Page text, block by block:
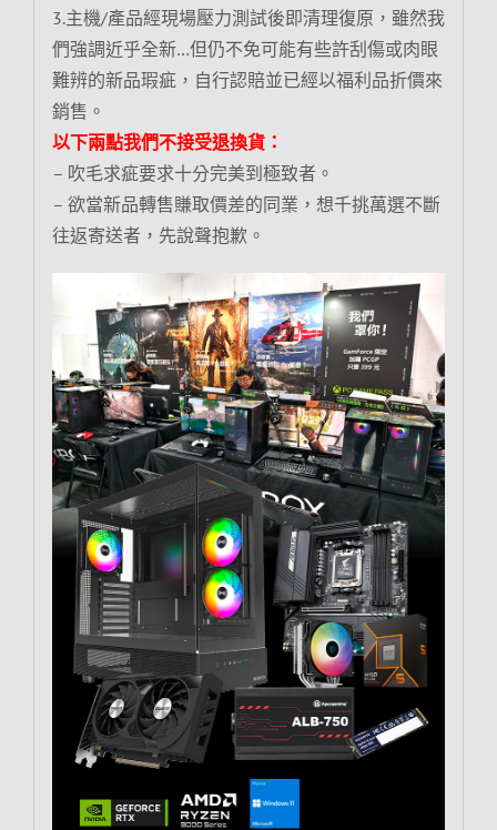
3.主機/產品經現場壓力測試後即清理復原，雖然我
們強調近乎全新…但仍不免可能有些許刮傷或肉眼
難辨的新品瑕疵，自行認賠並已經以福利品折價來
銷售。
以下兩點我們不接受退換貨：
– 吹毛求疵要求十分完美到極致者。
– 欲當新品轉售賺取價差的同業，想千挑萬選不斷
往返寄送者，先說聲抱歉。